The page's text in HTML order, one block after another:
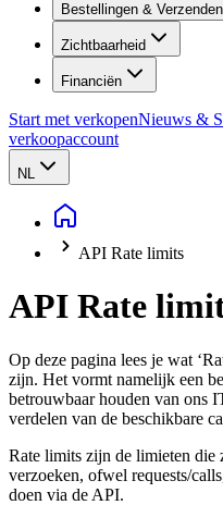
Bestellingen & Verzenden
Zichtbaarheid
Financiën
Start met verkopenNieuws &
verkoopaccount
NL
API Rate limits
API Rate
Op deze pagina lees je wat
zijn. Het vormt namelijk een
betrouwbaar houden van ons
verdelen van de beschikbare
Rate limits zijn de limieten die
verzoeken, ofwel requests/
doen via de API.